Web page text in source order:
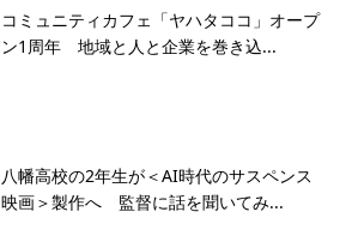
コミュニティカフェ「ヤハタココ」オープ
ン1周年 地域と人と企業を巻き込...
八幡高校の2年生が＜AI時代のサスペンス
映画＞製作へ 監督に話を聞いてみ...